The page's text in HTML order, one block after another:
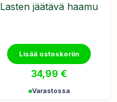
Lasten jäätävä haamu
Lisää ostoskoriin
34,99 €
Varastossa